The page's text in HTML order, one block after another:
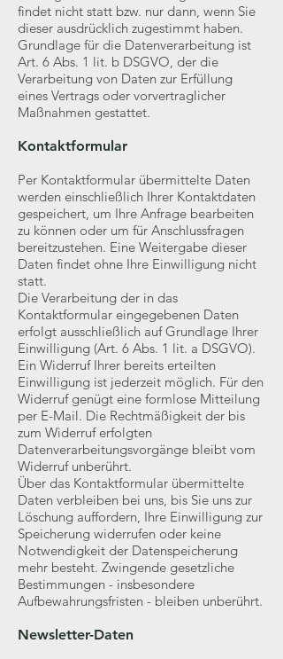
findet nicht statt bzw. nur dann, wenn Sie
dieser ausdrücklich zugestimmt haben.
Grundlage für die Datenverarbeitung ist
Art. 6 Abs. 1 lit. b DSGVO, der die
Verarbeitung von Daten zur Erfüllung
eines Vertrags oder vorvertraglicher
Maßnahmen gestattet.
Kontaktformular
Per Kontaktformular übermittelte Daten
werden einschließlich Ihrer Kontaktdaten
gespeichert, um Ihre Anfrage bearbeiten
zu können oder um für Anschlussfragen
bereitzustehen. Eine Weitergabe dieser
Daten findet ohne Ihre Einwilligung nicht
statt.
Die Verarbeitung der in das
Kontaktformular eingegebenen Daten
erfolgt ausschließlich auf Grundlage Ihrer
Einwilligung (Art. 6 Abs. 1 lit. a DSGVO).
Ein Widerruf Ihrer bereits erteilten
Einwilligung ist jederzeit möglich. Für den
Widerruf genügt eine formlose Mitteilung
per E-Mail. Die Rechtmäßigkeit der bis
zum Widerruf erfolgten
Datenverarbeitungsvorgänge bleibt vom
Widerruf unberührt.
Über das Kontaktformular übermittelte
Daten verbleiben bei uns, bis Sie uns zur
Löschung auffordern, Ihre Einwilligung zur
Speicherung widerrufen oder keine
Notwendigkeit der Datenspeicherung
mehr besteht. Zwingende gesetzliche
Bestimmungen - insbesondere
Aufbewahrungsfristen - bleiben unberührt.
Newsletter-Daten